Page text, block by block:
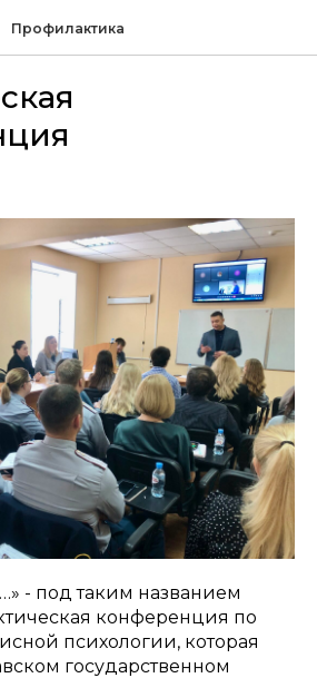
Профилактика
под таким названием
конференция по
психологии, которая
государственном